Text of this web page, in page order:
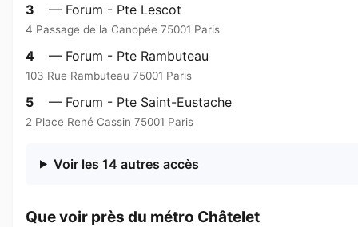
3 — Forum - Pte Lescot
4 Passage de la Canopée 75001 Paris
4 — Forum - Pte Rambuteau
103 Rue Rambuteau 75001 Paris
5 — Forum - Pte Saint-Eustache
2 Place René Cassin 75001 Paris
Voir les 14 autres accès
Que voir près du métro Châtelet